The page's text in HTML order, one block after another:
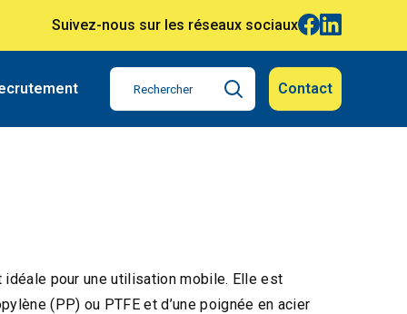
Suivez-nous sur les réseaux sociaux
Contact
pour une utilisation mobile. Elle est
(PP) ou PTFE et d’une poignée en acier